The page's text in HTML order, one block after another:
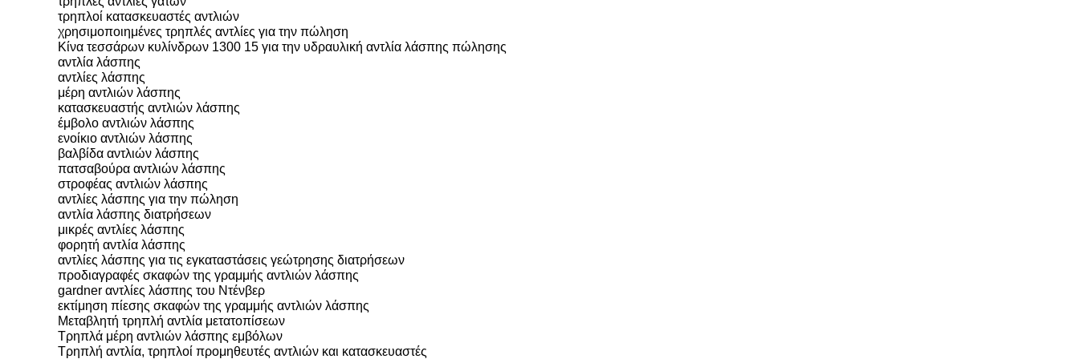
τρηπλοί κατασκευαστές αντλιών
χρησιμοποιημένες τρηπλές αντλίες για την πώληση
Κίνα τεσσάρων κυλίνδρων 1300 15 για την υδραυλική αντλία λάσπης πώλησης
αντλία λάσπης
αντλίες λάσπης
μέρη αντλιών λάσπης
κατασκευαστής αντλιών λάσπης
έμβολο αντλιών λάσπης
ενοίκιο αντλιών λάσπης
βαλβίδα αντλιών λάσπης
πατσαβούρα αντλιών λάσπης
στροφέας αντλιών λάσπης
αντλίες λάσπης για την πώληση
αντλία λάσπης διατρήσεων
μικρές αντλίες λάσπης
φορητή αντλία λάσπης
αντλίες λάσπης για τις εγκαταστάσεις γεώτρησης διατρήσεων
προδιαγραφές σκαφών της γραμμής αντλιών λάσπης
gardner αντλίες λάσπης του Ντένβερ
εκτίμηση πίεσης σκαφών της γραμμής αντλιών λάσπης
Μεταβλητή τρηπλή αντλία μετατοπίσεων
Τρηπλά μέρη αντλιών λάσπης εμβόλων
Τρηπλή αντλία, τρηπλοί προμηθευτές αντλιών και κατασκευαστές